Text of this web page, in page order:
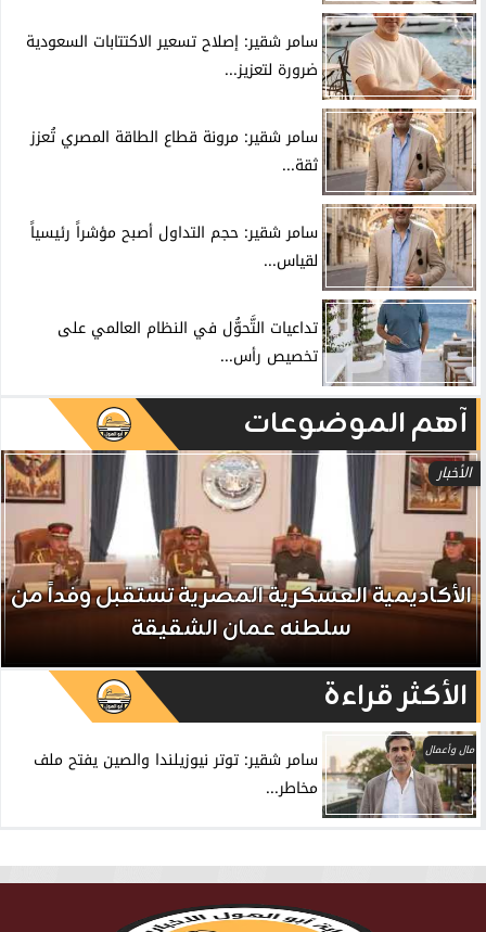
سامر شقير: إصلاح تسعير الاكتتابات السعودية
ضرورة لتعزيز...
سامر شقير: مرونة قطاع الطاقة المصري تُعزز
ثقة...
سامر شقير: حجم التداول أصبح مؤشراً رئيسياً
لقياس...
تداعيات التَّحوُّل في النظام العالمي على
تخصيص رأس...
آهم الموضوعات
الأخبار
الأكاديمية العسكرية المصرية تستقبل وفداً من
سلطنه عمان الشقيقة
الأكثر قراءة
مال وأعمال
سامر شقير: توتر نيوزيلندا والصين يفتح ملف
مخاطر...